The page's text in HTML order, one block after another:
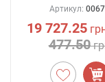
Артикул:
19 727.25
477.50